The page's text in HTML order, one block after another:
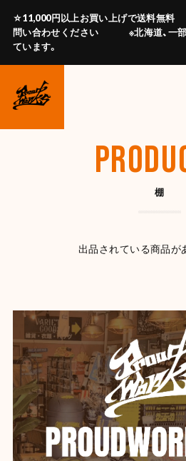
☆11,000円以上お買い上げで送料無料
問い合わせください ※北海道、一部
ています。
棚
出品されている商品が